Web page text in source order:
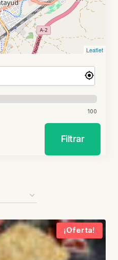
Leaflet
100
Filtrar
¡Oferta!